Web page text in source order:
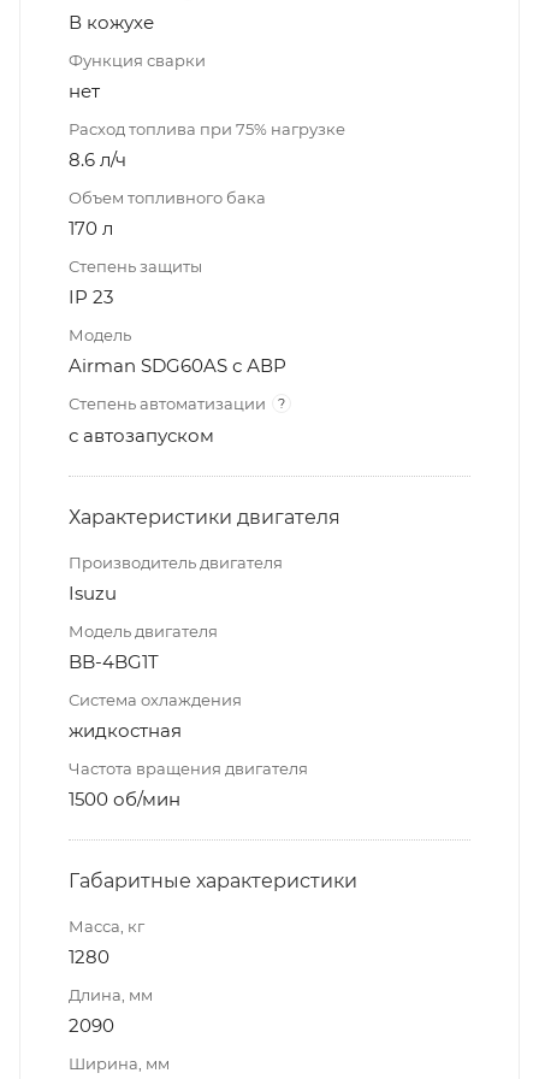
В кожухе
Функция сварки
нет
Расход топлива при 75% нагрузке
8.6 л/ч
Объем топливного бака
170 л
Степень защиты
IP 23
Модель
Airman SDG60AS с АВР
Степень автоматизации ?
с автозапуском
Характеристики двигателя
Производитель двигателя
Isuzu
Модель двигателя
BB-4BG1T
Система охлаждения
жидкостная
Частота вращения двигателя
1500 об/мин
Габаритные характеристики
Масса, кг
1280
Длина, мм
2090
Ширина, мм